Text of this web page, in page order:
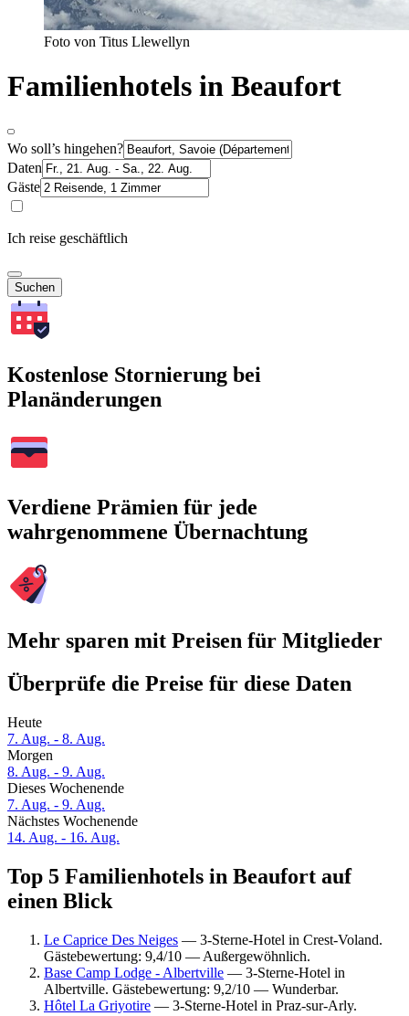
Foto von Titus Llewellyn
Familienhotels in Beaufort
Wo soll’s hingehen?
Daten
Gäste
Ich reise geschäftlich
Suchen
Kostenlose Stornierung bei
Planänderungen
Verdiene Prämien für jede
wahrgenommene Übernachtung
Mehr sparen mit Preisen für Mitglieder
Überprüfe die Preise für diese Daten
Heute
7. Aug. - 8. Aug.
Morgen
8. Aug. - 9. Aug.
Dieses Wochenende
7. Aug. - 9. Aug.
Nächstes Wochenende
14. Aug. - 16. Aug.
Top 5 Familienhotels in Beaufort auf
einen Blick
Le Caprice Des Neiges — 3-Sterne-Hotel in Crest-Voland.
Gästebewertung: 9,4/10 — Außergewöhnlich.
Base Camp Lodge - Albertville — 3-Sterne-Hotel in
Albertville. Gästebewertung: 9,2/10 — Wunderbar.
Hôtel La Griyotire — 3-Sterne-Hotel in Praz-sur-Arly.